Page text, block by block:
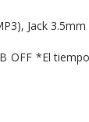
Jack 3.5mm
OFF *El